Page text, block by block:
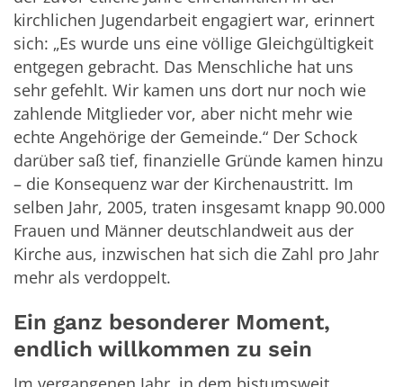
kirchlichen Jugendarbeit engagiert war, erinnert
sich: „Es wurde uns eine völlige Gleichgültigkeit
entgegen gebracht. Das Menschliche hat uns
sehr gefehlt. Wir kamen uns dort nur noch wie
zahlende Mitglieder vor, aber nicht mehr wie
echte Angehörige der Gemeinde.“ Der Schock
darüber saß tief, finanzielle Gründe kamen hinzu
– die Konsequenz war der Kirchenaustritt. Im
selben Jahr, 2005, traten insgesamt knapp 90.000
Frauen und Männer deutschlandweit aus der
Kirche aus, inzwischen hat sich die Zahl pro Jahr
mehr als verdoppelt.
Ein ganz besonderer Moment,
endlich willkommen zu sein